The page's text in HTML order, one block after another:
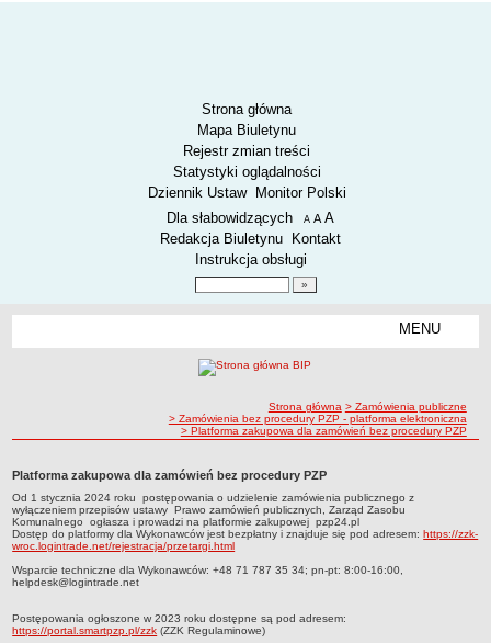
Strona główna
Mapa Biuletynu
Rejestr zmian treści
Statystyki oglądalności
Dziennik Ustaw
Monitor Polski
Menu dodatkowe
Dla słabowidzących A pomniejsz czcionkę
A standardowy rozmiar czcionki
A
Redakcja Biuletynu
Kontakt
Instrukcja obsługi
MENU
SPOSÓB PRZYJMOWANIA I ZAŁATWIANIA SPRAW
Czym się zajmujemy
Organizacja
Kierownictwo Zarządu Zasobu Komunalnego
Deklaracja dostępności
ścieżka nawigacji
Strona główna > Zamówienia publiczne
> Zamówienia bez procedury PZP - platforma elektroniczna
> Platforma zakupowa dla zamówień bez procedury PZP
Platforma zakupowa dla zamówień bez procedury PZP
Od 1 stycznia 2024 roku postępowania o udzielenie zamówienia publicznego z
wyłączeniem przepisów ustawy Prawo zamówień publicznych, Zarząd Zasobu
Komunalnego ogłasza i prowadzi na platformie zakupowej pzp24.pl
Dostęp do platformy dla Wykonawców jest bezpłatny i znajduje się pod adresem:https://zzk-
wroc.logintrade.net/rejestracja/przetargi.html
Wsparcie techniczne dla Wykonawców: +48 71 787 35 34; pn-pt: 8:00-16:00,
helpdesk@logintrade.net
Postępowania ogłoszone w 2023 roku dostępne są pod adresem:
https://portal.smartpzp.pl/zzk (ZZK Regulaminowe)